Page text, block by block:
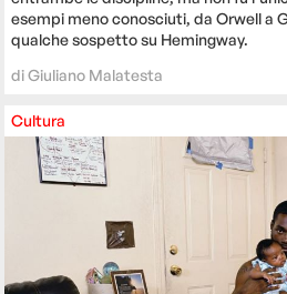
esempi meno conosciuti, da Orwell a
qualche sospetto su Hemingway.
diGiuliano Malatesta
Cultura